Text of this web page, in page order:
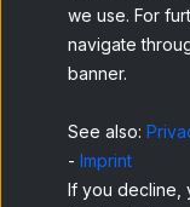
we use. For
navigate
banner.
See also:
- Imprint
If you decline,
para qué
¿Cómo
válida y